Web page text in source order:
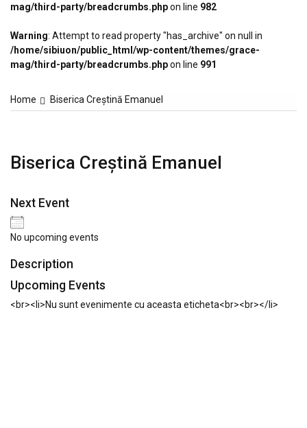
mag/third-party/breadcrumbs.phpon line 982
Warning: Attempt to read property "has_archive" on null in
/home/sibiuon/public_html/wp-content/themes/grace-
mag/third-party/breadcrumbs.phpon line 991
Home Biserica Creștină Emanuel
Biserica Creștină Emanuel
Next Event
No upcoming events
Description
Upcoming Events
<br><li>Nu sunt evenimente cu aceasta eticheta<br><br></li>